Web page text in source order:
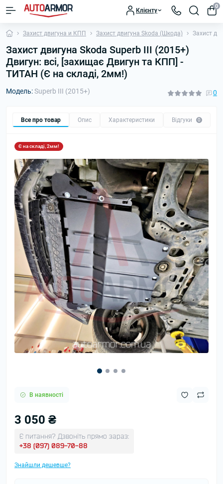
Клієнту
0
Захист двигуна и КПП Захист двигуна Skoda (Шкода) Захист
Захист двигуна Skoda Superb III (2015+)
Двигун: всі, [захищає Двигун та КПП] -
ТИТАН (Є на складі, 2мм!)
Модель:Superb III (2015+) 0
Все про товар Опис Характеристики Відгуки 0
Є на складі, 2мм!
В наявності
3 050 ₴
Є питання? Дзвоніть прямо зараз:
+38 (097) 089-70-88
Знайшли дешевше?